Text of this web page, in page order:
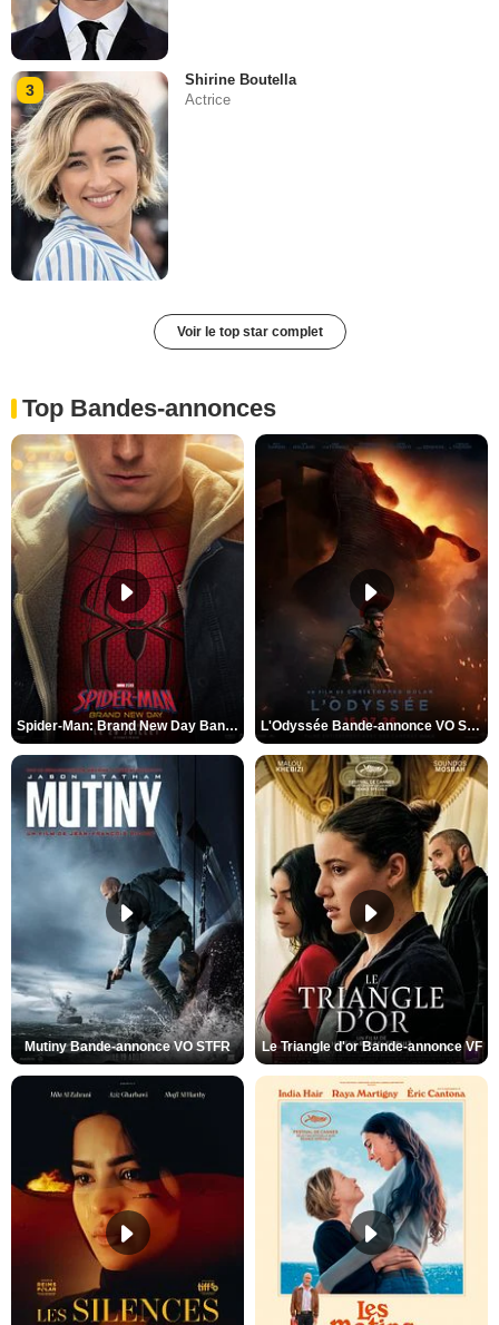
3
Shirine Boutella
Actrice
Voir le top star complet
Top Bandes-annonces
Spider-Man: Brand New Day Bande-annonce VO STFR L'Odyssée Bande-annonce VO STFR
Mutiny Bande-annonce VO STFR Le Triangle d'or Bande-annonce VF